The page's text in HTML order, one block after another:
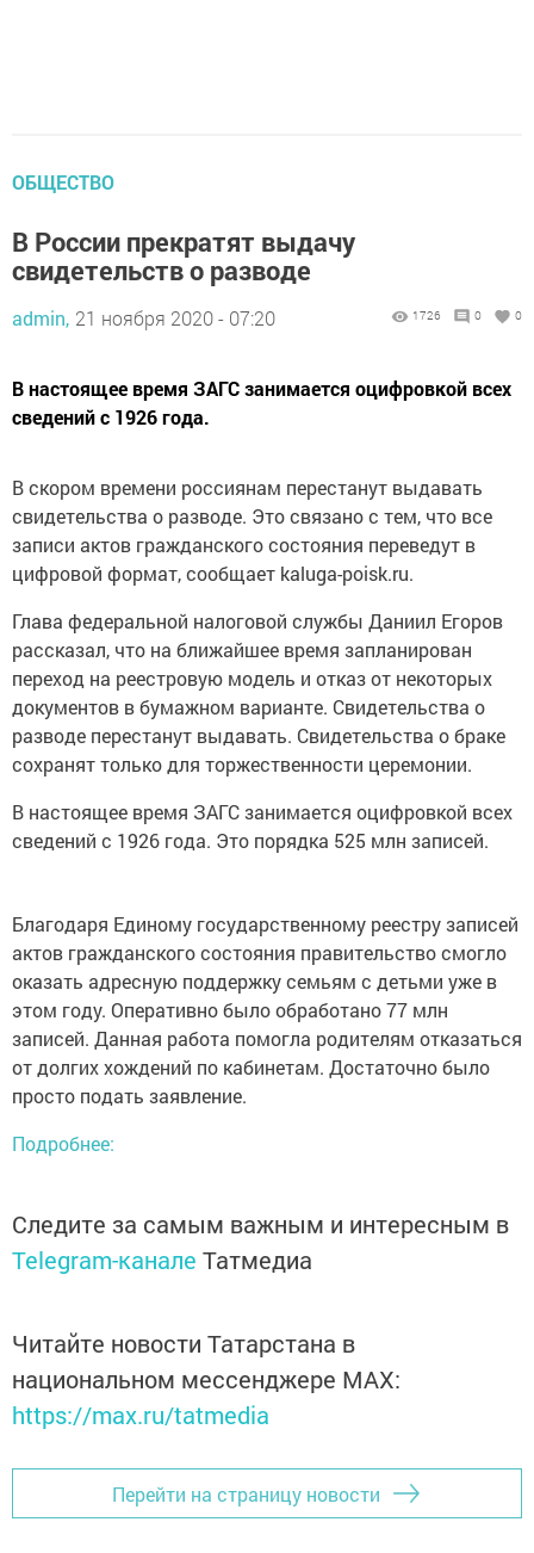
ОБЩЕСТВО
В России прекратят выдачу
свидетельств о разводе
admin, 21 ноября 2020 - 07:20 1726 0 0
В настоящее время ЗАГС занимается оцифровкой всех
сведений с 1926 года.
В скором времени россиянам перестанут выдавать
свидетельства о разводе. Это связано с тем, что все
записи актов гражданского состояния переведут в
цифровой формат, сообщает kaluga-poisk.ru.
Глава федеральной налоговой службы Даниил Егоров
рассказал, что на ближайшее время запланирован
переход на реестровую модель и отказ от некоторых
документов в бумажном варианте. Свидетельства о
разводе перестанут выдавать. Свидетельства о браке
сохранят только для торжественности церемонии.
В настоящее время ЗАГС занимается оцифровкой всех
сведений с 1926 года. Это порядка 525 млн записей.
Благодаря Единому государственному реестру записей
актов гражданского состояния правительство смогло
оказать адресную поддержку семьям с детьми уже в
этом году. Оперативно было обработано 77 млн
записей. Данная работа помогла родителям отказаться
от долгих хождений по кабинетам. Достаточно было
просто подать заявление.
Подробнее:
Следите за самым важным и интересным в
Telegram-канале Татмедиа
Читайте новости Татарстана в
национальном мессенджере MАХ:
https://max.ru/tatmedia
Перейти на страницу новости